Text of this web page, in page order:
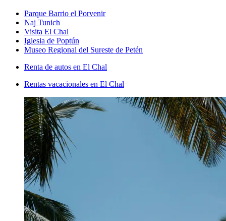
Parque Barrio el Porvenir
Naj Tunich
Visita El Chal
Iglesia de Poptún
Museo Regional del Sureste de Petén
Renta de autos en El Chal
Rentas vacacionales en El Chal